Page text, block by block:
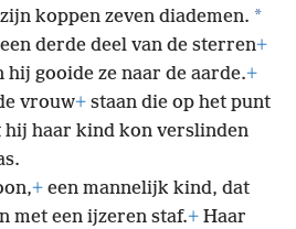
koppen zeven diademen. *
derde deel van de sterren+
hij gooide ze naar de aarde.+
vrouw+ staan die op het punt
hij haar kind kon verslinden
+ een mannelijk kind, dat
met een ijzeren staf.+ Haar